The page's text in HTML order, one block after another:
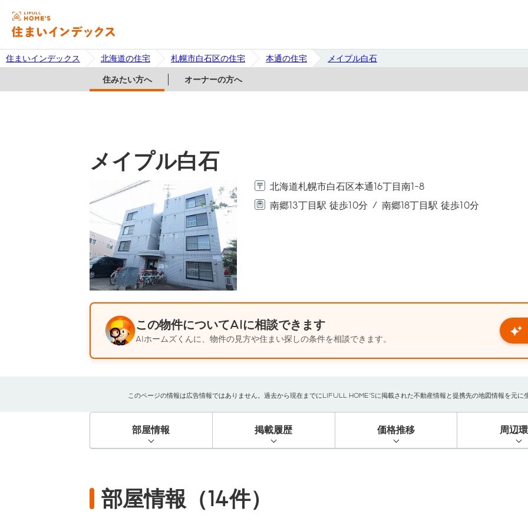
住まいインデックス 北海道の住宅 札幌市白石区の住宅 本通の住宅 メイプル白石
住みたい方へ オーナーの方へ
メイプル白石
北海道札幌市白石区本通16丁目南1-8
南郷13丁目駅 徒歩10分
南郷18丁目駅 徒歩10分
この物件についてAIに相談できます
AIホームズくんに、物件の見方や住まい探しの条件を相談できます。
このページの情報は広告情報ではありません。過去から現在までにLIFULL HOME'Sに掲載された不動産情報と提携先の地図情報を元
部屋情報 掲載履歴 価格推移 周辺
部屋情報（14件）